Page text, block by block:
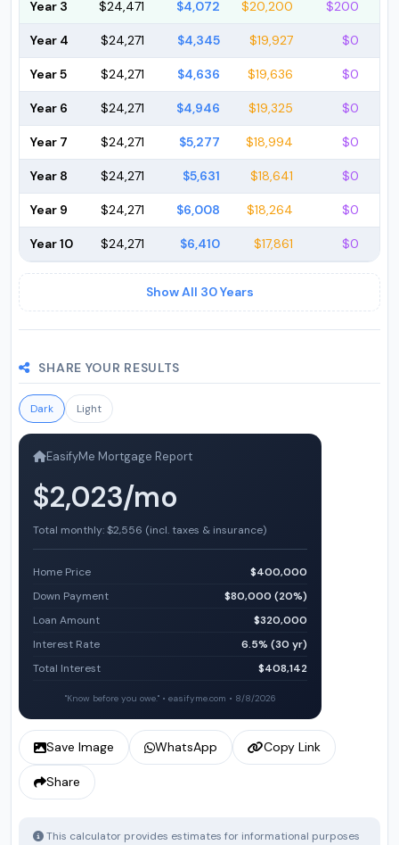
Year 3 $24,471 $4,072 $20,200 $200
Year 4 $24,271 $4,345 $19,927 $0
Year 5 $24,271 $4,636 $19,636 $0
Year 6 $24,271 $4,946 $19,325 $0
Year 7 $24,271 $5,277 $18,994 $0
Year 8 $24,271 $5,631 $18,641 $0
Year 9 $24,271 $6,008 $18,264 $0
Year 10 $24,271 $6,410 $17,861 $0
Show All 30 Years
SHARE YOUR RESULTS
Dark Light
EasifyMe Mortgage Report
$2,023/mo
Total monthly: $2,556 (incl. taxes & insurance)
Home Price
$400,000
Down Payment
$80,000 (20%)
Loan Amount
$320,000
Interest Rate
6.5% (30 yr)
Total Interest
$408,142
"Know before you owe." • easifyme.com • 8/8/2026
Save Image WhatsApp Copy Link
Share
This calculator provides estimates for informational purposes